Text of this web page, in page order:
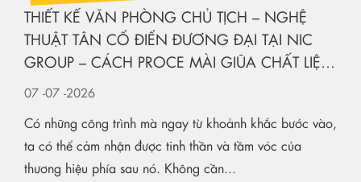
THIẾT KẾ VĂN PHÒNG CHỦ TỊCH – NGHỆ
THUẬT TÂN CỔ ĐIỂN ĐƯƠNG ĐẠI TẠI NIC
GROUP – CÁCH PROCE MÀI GIŨA CHẤT LIỆU
KIẾN TẠO KHÔNG GIAN HẠNG SANG
07 -07 -2026
Có những công trình mà ngay từ khoảnh khắc bước vào,
ta có thể cảm nhận được tinh thần và tầm vóc của
thương hiệu phía sau nó. Không cần...